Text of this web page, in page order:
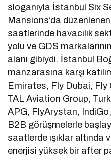
sloganıyla İstanbul Six
Mansions’da
saatlerinde havacılık
yolu ve GDS
alanı gibiydi. İstanbul
manzarasına karşı
Emirates, Fly Dubai, Fly
TAL Aviation Group,
APG, FlyArystan,
B2B görüşmelerle
saatlerde ışıklar altında
enerjisi yüksek bir after